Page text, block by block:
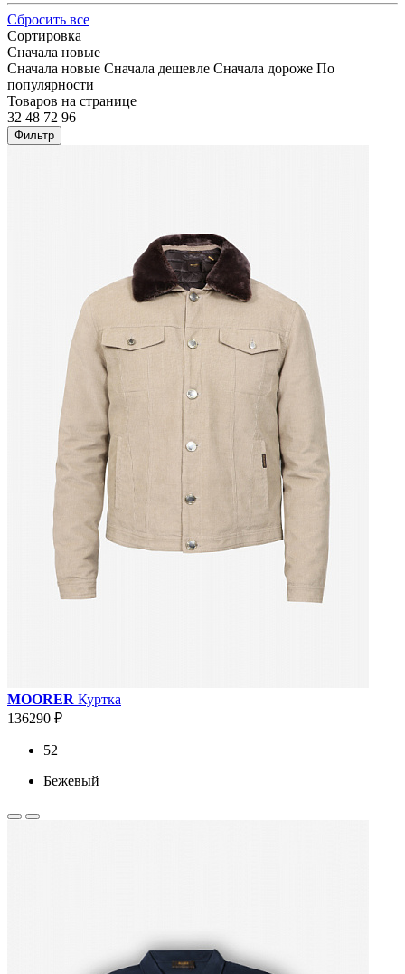
Сбросить все
Сортировка
Сначала новые
Сначала новые Сначала дешевле Сначала дороже По
популярности
Товаров на странице
32 48 72 96
Фильтр
MOORER Куртка
136290 ₽
52
Бежевый